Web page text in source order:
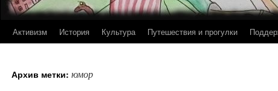
Активизм История Культура Путешествия и прогулки
Архив метки: юмор